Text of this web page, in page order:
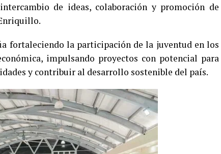
de ideas, colaboración y promoción de
fortaleciendo la participación de la juventud en los
impulsando proyectos con potencial para
y contribuir al desarrollo sostenible del país.